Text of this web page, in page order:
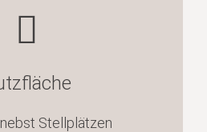
Stellplätzen